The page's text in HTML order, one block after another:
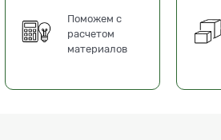
Поможем с
расчетом
материалов